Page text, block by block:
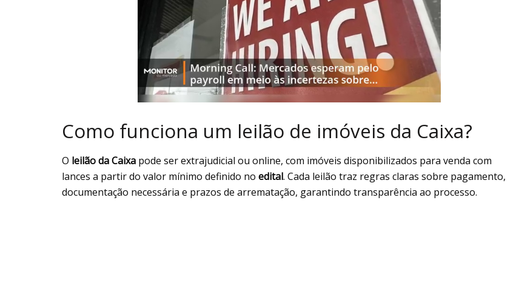
Como funciona um leilão de imóveis da Caixa?
O leilão da Caixa pode ser extrajudicial ou online, com imóveis disponibilizados para venda com
lances a partir do valor mínimo definido no edital. Cada leilão traz regras claras sobre pagamento,
documentação necessária e prazos de arrematação, garantindo transparência ao processo.